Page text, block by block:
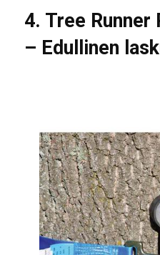
4. Tree
– Edullinen